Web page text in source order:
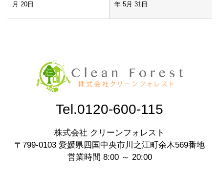
月 20日
年 5月 31日
Tel.0120-600-115
株式会社 クリーンフォレスト
〒799-0103 愛媛県四国中央市川之江町余木569番地
営業時間 8:00 ～ 20:00